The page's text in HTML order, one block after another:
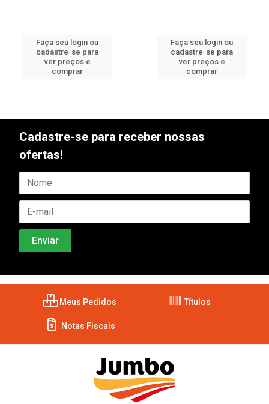
Faça seu login ou
cadastre-se para
ver preços e
comprar
Faça seu login ou
cadastre-se para
ver preços e
comprar
Cadastre-se para receber nossas
ofertas!
Meus Pedidos Títulos
Notas Fiscais